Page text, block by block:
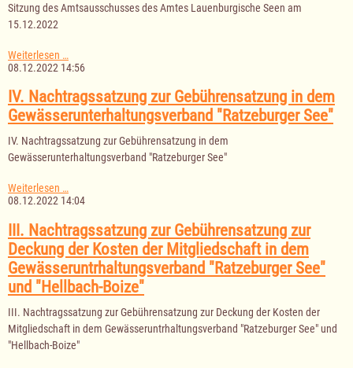
Sitzung des Amtsausschusses des Amtes Lauenburgische Seen am
15.12.2022
Weiterlesen …
des
des
Amtes
Lauenburgische
am
15.12.2022
08.12.2022 14:56
IV. Nachtragssatzung zur Gebührensatzung in dem
Gewässerunterhaltungsverband "Ratzeburger See"
IV. Nachtragssatzung zur Gebührensatzung in dem
Gewässerunterhaltungsverband "Ratzeburger See"
Weiterlesen …IV.
Nachtragssatzung
Gebührensatzung
in
dem
Gewässerunterhaltungsverband
"Ratzeburger
See"
08.12.2022 14:04
III. Nachtragssatzung zur Gebührensatzung zur
Deckung der Kosten der Mitgliedschaft in dem
Gewässeruntrhaltungsverband "Ratzeburger See"
und "Hellbach-Boize"
III. Nachtragssatzung zur Gebührensatzung zur Deckung der Kosten der
Mitgliedschaft in dem Gewässeruntrhaltungsverband "Ratzeburger See" und
"Hellbach-Boize"